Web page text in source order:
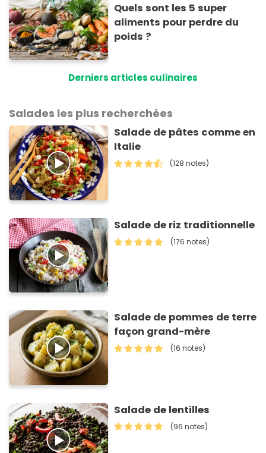
Quels sont les 5 super
aliments pour perdre du
poids ?
Derniers articles culinaires
Salades les plus recherchées
Salade de pâtes comme en
Italie
(128 notes)
Salade de riz traditionnelle
(176 notes)
Salade de pommes de terre
façon grand-mère
(16 notes)
Salade de lentilles
(96 notes)